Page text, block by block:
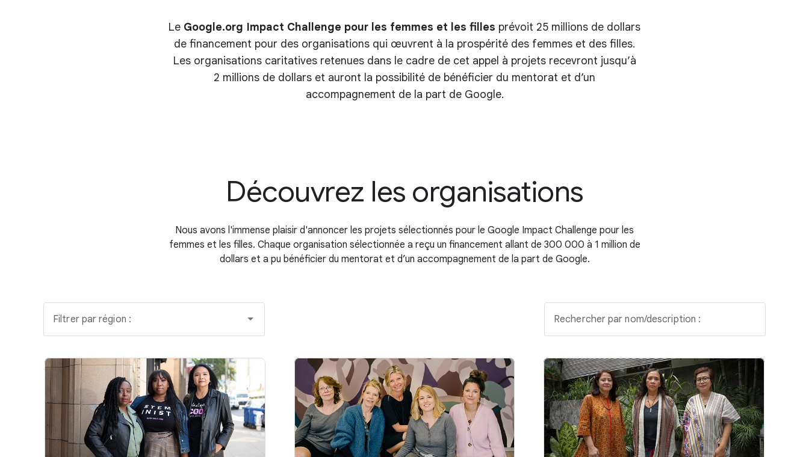
Le Google.org Impact Challenge pour les femmes et les filles prévoit 25 millions de dollars
de financement pour des organisations qui œuvrent à la prospérité des femmes et des filles.
Les organisations caritatives retenues dans le cadre de cet appel à projets recevront jusqu’à
2 millions de dollars et auront la possibilité de bénéficier du mentorat et d’un
accompagnement de la part de Google.
Découvrez les organisations
Nous avons l'immense plaisir d'annoncer les projets sélectionnés pour le Google Impact Challenge pour les
femmes et les filles. Chaque organisation sélectionnée a reçu un financement allant de 300 000 à 1 million de
dollars et a pu bénéficier du mentorat et d’un accompagnement de la part de Google.
Filtrer par région : Rechercher par nom/description :